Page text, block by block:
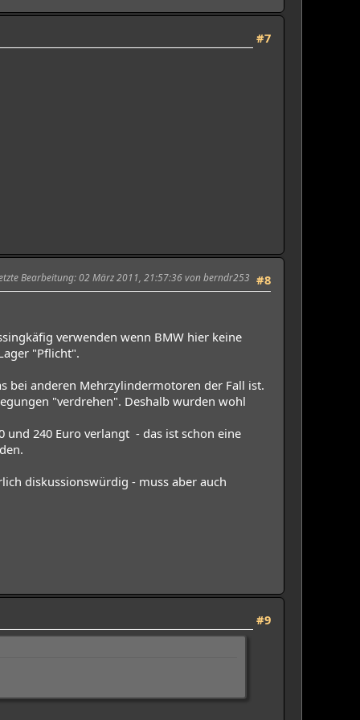
#7
#8
Bearbeitung: 02 März 2011, 21:57:36 von berndr253
verwenden wenn BMW hier keine
"Pflicht".
bei anderen Mehrzylindermotoren der Fall ist.
"verdrehen". Deshalb wurden wohl
und 240 Euro verlangt - das ist schon eine
diskussionswürdig - muss aber auch
#9